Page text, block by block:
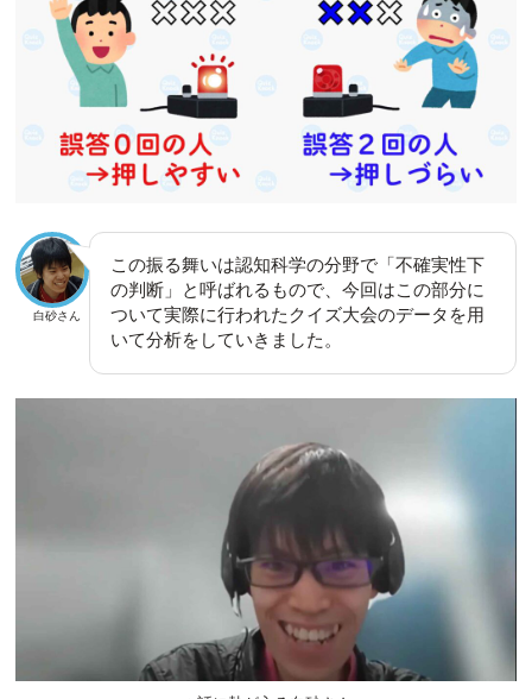
白砂さん
この振る舞いは認知科学の分野で「不確実性下
の判断」と呼ばれるもので、今回はこの部分に
ついて実際に行われたクイズ大会のデータを用
いて分析をしていきました。